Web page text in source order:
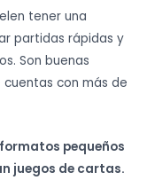
tener una
partidas rápidas y
Son buenas
con más de
pequeños
juegos de cartas.